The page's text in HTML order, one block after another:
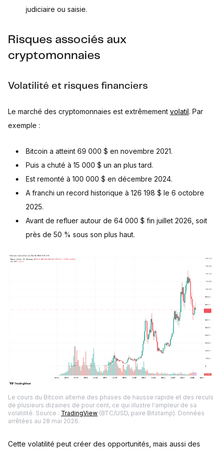
judiciaire ou saisie.
Risques associés aux
cryptomonnaies
Volatilité et risques financiers
Le marché des cryptomonnaies est extrêmement volatil. Par
exemple :
Bitcoin a atteint 69 000 $ en novembre 2021.
Puis a chuté à 15 000 $ un an plus tard.
Est remonté à 100 000 $ en décembre 2024.
A franchi un record historique à 126 198 $ le 6 octobre
2025.
Avant de refluer autour de 64 000 $ fin juillet 2026, soit
près de 50 % sous son plus haut.
Le cours du Bitcoin alterne des phases de hausse rapide et des reculs
de plusieurs dizaines de pour cent, ce qui illustre l'ampleur de sa
volatilité. Source : TradingView (BTC/USD, paire Bitstamp). Données
arrêtées au 28 mai 2026.
Cette volatilité peut créer des opportunités, mais aussi des